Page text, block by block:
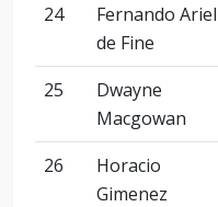
24
Fernando Ariel
de Fine
25
Dwayne
Macgowan
26
Horacio
Gimenez